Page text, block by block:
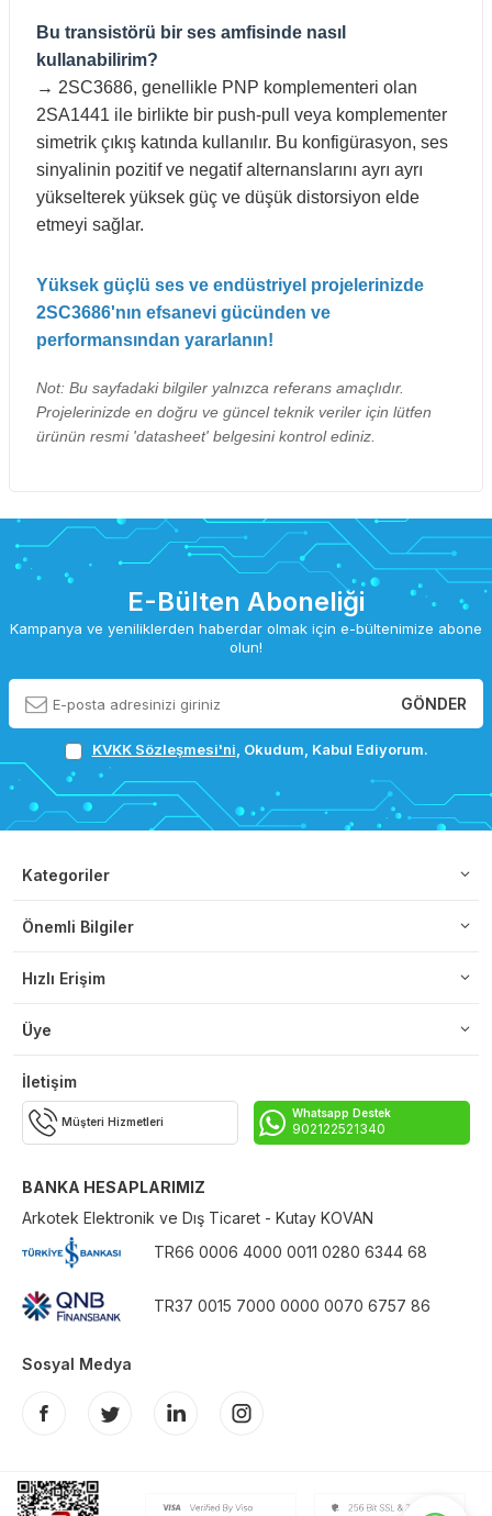
Bu transistörü bir ses amfisinde nasıl
kullanabilirim?
→ 2SC3686, genellikle PNP komplementeri olan
2SA1441 ile birlikte bir push-pull veya komplementer
simetrik çıkış katında kullanılır. Bu konfigürasyon, ses
sinyalinin pozitif ve negatif alternanslarını ayrı ayrı
yükselterek yüksek güç ve düşük distorsiyon elde
etmeyi sağlar.
Yüksek güçlü ses ve endüstriyel projelerinizde
2SC3686'nın efsanevi gücünden ve
performansından yararlanın!
Not: Bu sayfadaki bilgiler yalnızca referans amaçlıdır.
Projelerinizde en doğru ve güncel teknik veriler için lütfen
ürünün resmi 'datasheet' belgesini kontrol ediniz.
E-Bülten Aboneliği
Kampanya ve yeniliklerden haberdar olmak için e-bültenimize abone
olun!
GÖNDER
KVKK Sözleşmesi'ni , Okudum, Kabul Ediyorum.
Kategoriler
Önemli Bilgiler
Hızlı Erişim
Üye
İletişim
Müşteri Hizmetleri
Whatsapp Destek
902122521340
BANKA HESAPLARIMIZ
Arkotek Elektronik ve Dış Ticaret - Kutay KOVAN
TR66 0006 4000 0011 0280 6344 68
TR37 0015 7000 0000 0070 6757 86
Sosyal Medya